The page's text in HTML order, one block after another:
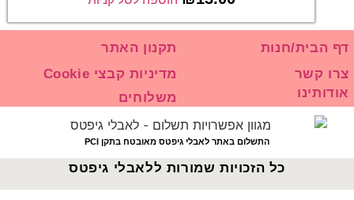
דף הבית/חנות
צרו קשר
תקנון האתר
מדיניות קבצי Cookie
אודותינו
משלוחים
התשלום באתר לאבלי גיפטס מאובטח בתקן PCI
כל הזכויות שמורות ללאבלי גיפטס